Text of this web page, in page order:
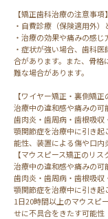
【矯正歯科治療の注意事項】
・自費診療（保険適用外）
・治療の効果や痛みの感じ
・症状が強い場合、歯科
合があります。また、骨
難な場合があります。
【ワイヤー矯正・裏側矯正
治療中の違和感や痛みの可
歯肉炎・歯周病・歯根吸収
顎関節症を治療中に引き
能性、装置による傷や口内
【マウスピース矯正のリス
治療中の違和感や痛みの可
歯肉炎・歯周病・歯根吸収
顎関節症を治療中に引き起
1日20時間以上のマウスピ
せに不具合をきたす可能性